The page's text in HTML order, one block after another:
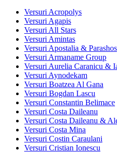
Versuri Acropolys
Versuri Agapis
Versuri All Stars
Versuri Amintas
Versuri Apostalia & Parashos
Versuri Armaname Group
Versuri Aurelia Caranicu &
Versuri Aynodekam
Versuri Boatzea Al Gana
Versuri Bogdan Lascu
Versuri Constantin Belimace
Versuri Costa Daileanu
Versuri Costa Daileanu &
Versuri Costa Mina
Versuri Costin Caraulani
Versuri Cristian Ionescu